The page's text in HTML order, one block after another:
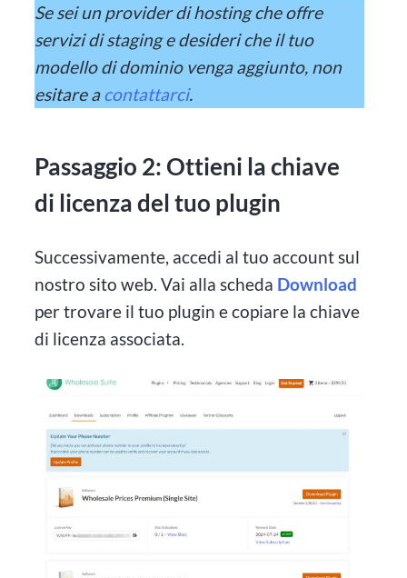
Se sei un provider di hosting che offre
servizi di staging e desideri che il tuo
modello di dominio venga aggiunto, non
esitare acontattarci.
Passaggio 2: Ottieni la chiave
di licenza del tuo plugin
Successivamente, accedi al tuo account sul
nostro sito web. Vai alla scheda Download
per trovare il tuo plugin e copiare la chiave
di licenza associata.